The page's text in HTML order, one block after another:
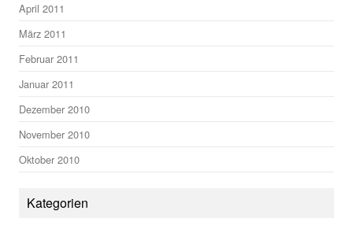
April 2011
März 2011
Februar 2011
Januar 2011
Dezember 2010
November 2010
Oktober 2010
Kategorien